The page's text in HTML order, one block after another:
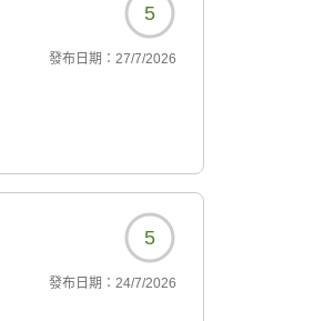
5
發布日期： 27/7/2026
5
發布日期： 24/7/2026